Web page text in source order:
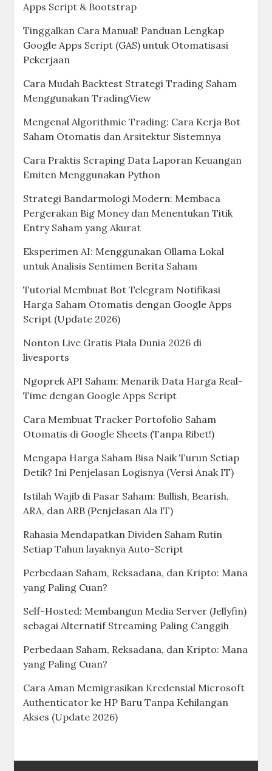
Apps Script & Bootstrap
Tinggalkan Cara Manual! Panduan Lengkap
Google Apps Script (GAS) untuk Otomatisasi
Pekerjaan
Cara Mudah Backtest Strategi Trading Saham
Menggunakan TradingView
Mengenal Algorithmic Trading: Cara Kerja Bot
Saham Otomatis dan Arsitektur Sistemnya
Cara Praktis Scraping Data Laporan Keuangan
Emiten Menggunakan Python
Strategi Bandarmologi Modern: Membaca
Pergerakan Big Money dan Menentukan Titik
Entry Saham yang Akurat
Eksperimen AI: Menggunakan Ollama Lokal
untuk Analisis Sentimen Berita Saham
Tutorial Membuat Bot Telegram Notifikasi
Harga Saham Otomatis dengan Google Apps
Script (Update 2026)
Nonton Live Gratis Piala Dunia 2026 di
livesports
Ngoprek API Saham: Menarik Data Harga Real-
Time dengan Google Apps Script
Cara Membuat Tracker Portofolio Saham
Otomatis di Google Sheets (Tanpa Ribet!)
Mengapa Harga Saham Bisa Naik Turun Setiap
Detik? Ini Penjelasan Logisnya (Versi Anak IT)
Istilah Wajib di Pasar Saham: Bullish, Bearish,
ARA, dan ARB (Penjelasan Ala IT)
Rahasia Mendapatkan Dividen Saham Rutin
Setiap Tahun layaknya Auto-Script
Perbedaan Saham, Reksadana, dan Kripto: Mana
yang Paling Cuan?
Self-Hosted: Membangun Media Server (Jellyfin)
sebagai Alternatif Streaming Paling Canggih
Perbedaan Saham, Reksadana, dan Kripto: Mana
yang Paling Cuan?
Cara Aman Memigrasikan Kredensial Microsoft
Authenticator ke HP Baru Tanpa Kehilangan
Akses (Update 2026)